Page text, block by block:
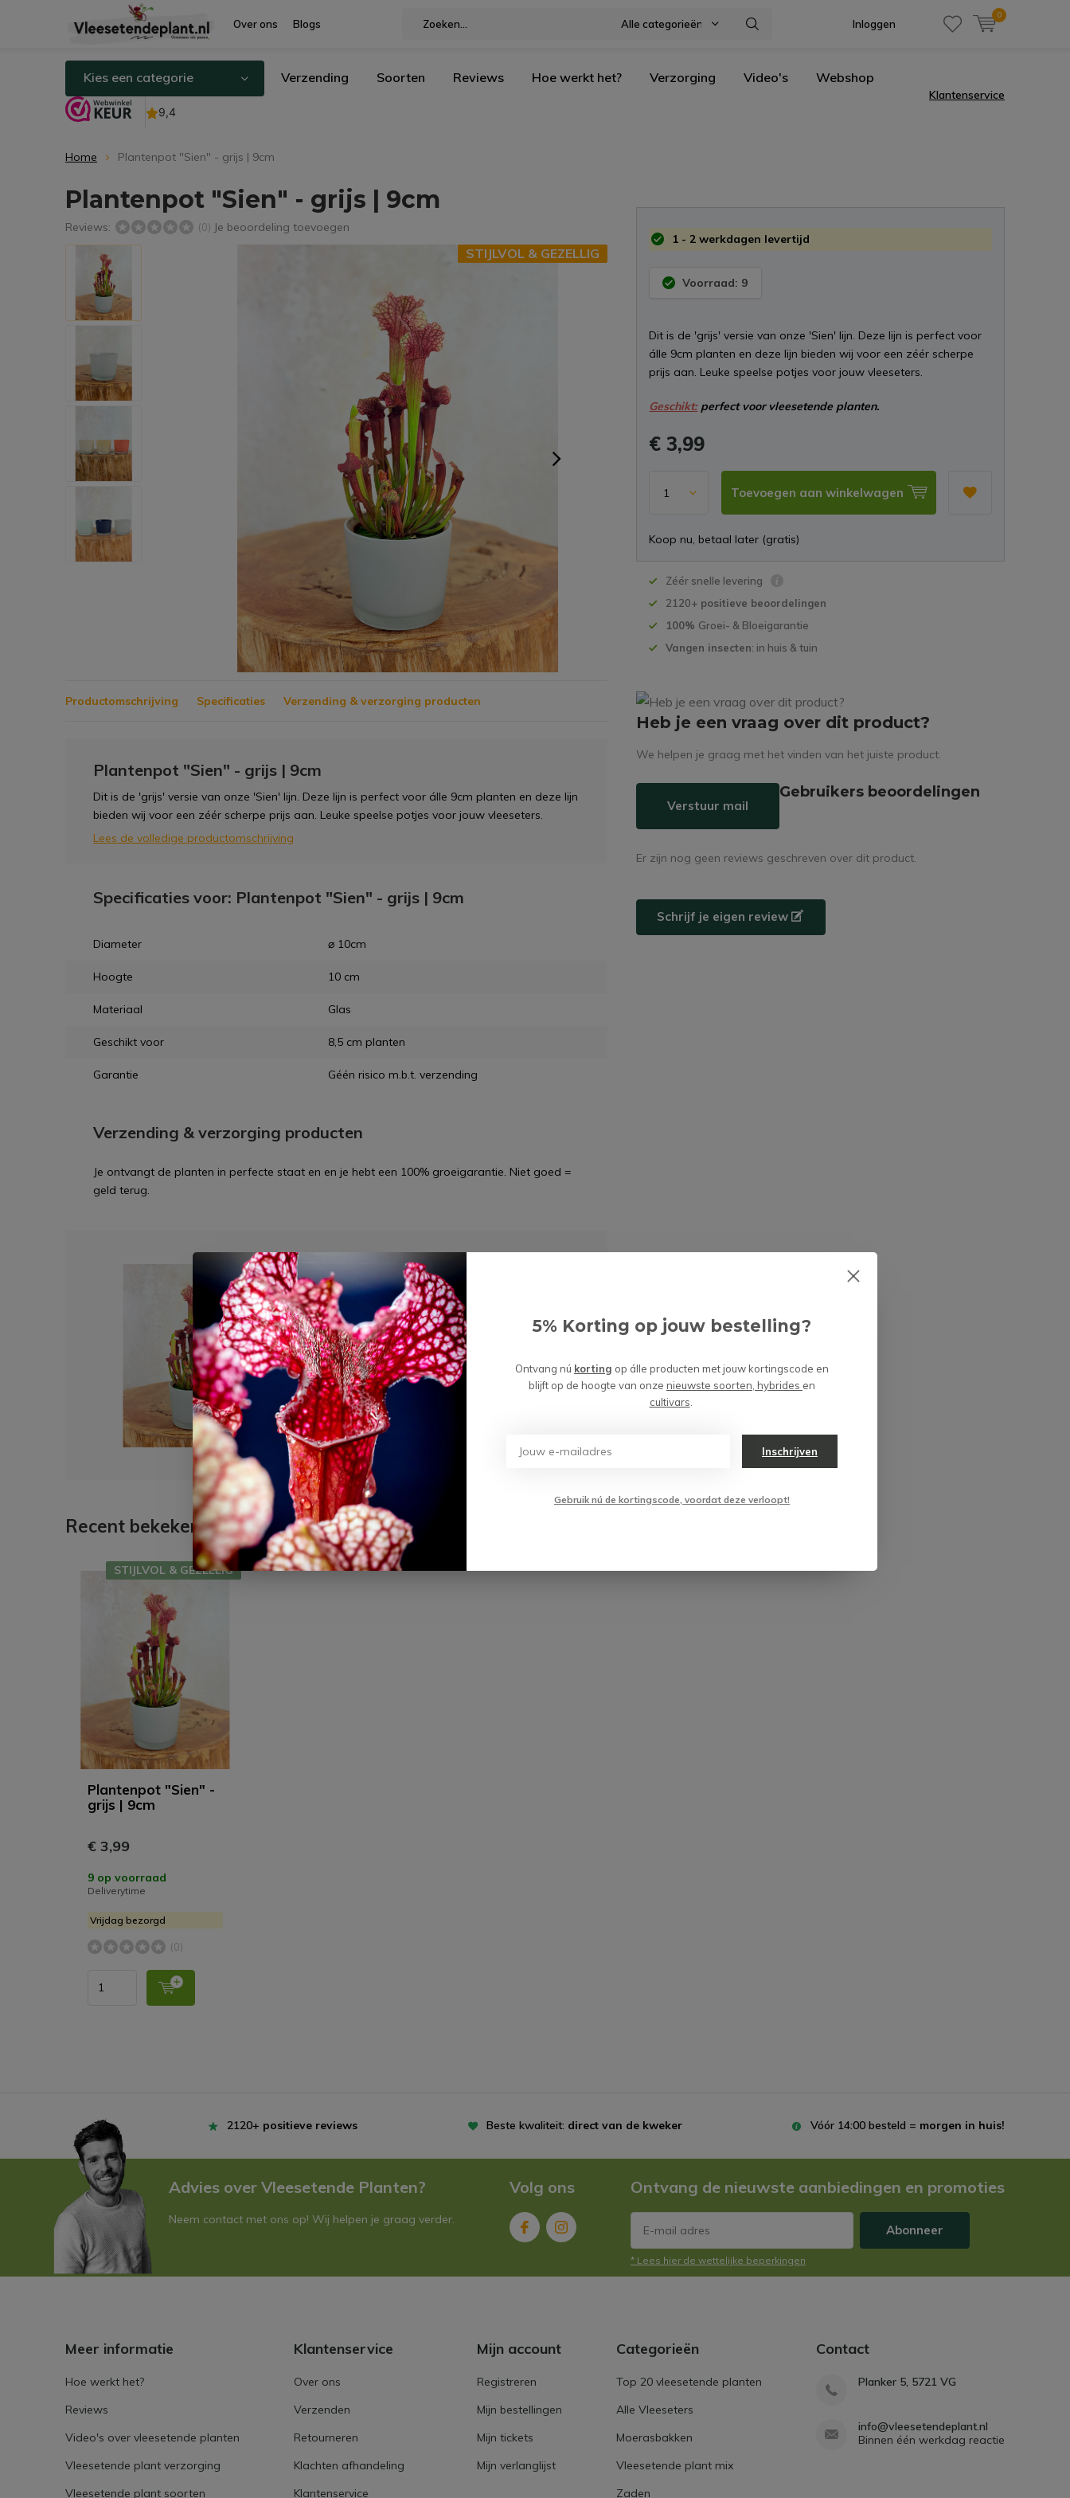
Over ons Blogs Alle categorieën Inloggen
0
Kies een categorie Verzending Soorten Reviews Hoe werkt het? Verzorging Video's Webshop
Klantenservice
Home Plantenpot "Sien" - grijs | 9cm
Plantenpot "Sien" - grijs | 9cm
Reviews: (0) Je beoordeling toevoegen
STIJLVOL & GEZELLIG
1 - 2 werkdagen levertijd
Voorraad: 9
Dit is de 'grijs' versie van onze 'Sien' lijn. Deze lijn is perfect voor
álle 9cm planten en deze lijn bieden wij voor een zéér scherpe
prijs aan. Leuke speelse potjes voor jouw vleeseters.
Geschikt:perfect voor vleesetende planten.
€ 3,99
Toevoegen aan winkelwagen
Koop nu, betaal later (gratis)
Zéér snelle levering
2120+ positieve beoordelingen
100% Groei- & Bloeigarantie
Vangen insecten: in huis & tuin
Productomschrijving Specificaties Verzending & verzorging producten
Plantenpot "Sien" - grijs | 9cm
Dit is de 'grijs' versie van onze 'Sien' lijn. Deze lijn is perfect voor álle 9cm planten en deze lijn
bieden wij voor een zéér scherpe prijs aan. Leuke speelse potjes voor jouw vleeseters.
Lees de volledige productomschrijving
Specificaties voor: Plantenpot "Sien" - grijs | 9cm
Diameter ⌀ 10cm
Hoogte 10 cm
Materiaal Glas
Geschikt voor 8,5 cm planten
Garantie Géén risico m.b.t. verzending
Verzending & verzorging producten
Je ontvangt de planten in perfecte staat en en je hebt een 100% groeigarantie. Niet goed =
geld terug.
Dit wordt 'm!
Plantenpot "Sien" - grijs | 9cm
(0)
€ 3,99
Heb je een vraag over dit product?
We helpen je graag met het vinden van het juiste product.
Verstuur mail
Gebruikers beoordelingen
Er zijn nog geen reviews geschreven over dit product.
Schrijf je eigen review
Recent bekeken
Plantenpot "Sien" -
grijs | 9cm
STIJLVOL & GEZELLIG
€ 3,99
9 op voorraad
Deliverytime
Vrijdag bezorgd
(0)
2120+ positieve reviews Beste kwaliteit: direct van de kweker Vóór 14:00 besteld = morgen in huis!
Advies over Vleesetende Planten?
Neem contact met ons op! Wij helpen je graag verder.
Volg ons Ontvang de nieuwste aanbiedingen en promoties
Abonneer
* Lees hier de wettelijke beperkingen
Meer informatie
Hoe werkt het?
Reviews
Video's over vleesetende planten
Vleesetende plant verzorging
Vleesetende plant soorten
Klantenservice
Over ons
Verzenden
Retourneren
Klachten afhandeling
Klantenservice
Mijn account
Registreren
Mijn bestellingen
Mijn tickets
Mijn verlanglijst
Categorieën
Top 20 vleesetende planten
Alle Vleeseters
Moerasbakken
Vleesetende plant mix
Zaden
Contact
Planker 5, 5721 VG
info@vleesetendeplant.nl
Binnen één werkdag reactie
5% Korting op jouw bestelling?
Ontvang nú korting op álle producten met jouw kortingscode en
blijft op de hoogte van onze nieuwste soorten, hybrides en
cultivars
Inschrijven
Gebruik nú de kortingscode, voordat deze verloopt!